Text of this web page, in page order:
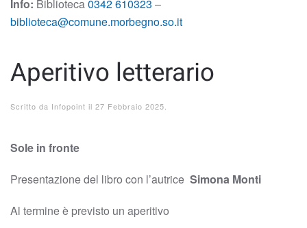
Info: Biblioteca0342 610323 –
biblioteca@comune.morbegno.so.it
Aperitivo letterario
Scritto da Infopoint il 27 Febbraio 2025
Sole in fronte
Presentazione del libro con l’autrice Simona Monti
Al termine è previsto un aperitivo